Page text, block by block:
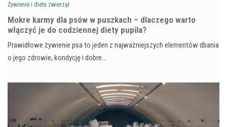
Żywienie i dieta zwierząt
Mokre karmy dla psów w puszkach – dlaczego warto
włączyć je do codziennej diety pupila?
Prawidłowe żywienie psa to jeden z najważniejszych elementów dbania
o jego zdrowie, kondycję i dobre…